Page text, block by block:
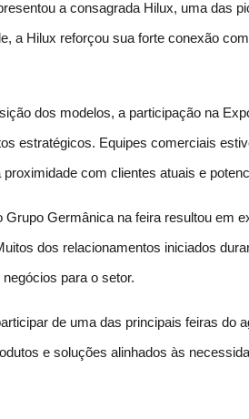
a consagrada Hilux, uma das
a Hilux reforçou sua forte conexão
dos modelos, a participação na
estratégicos. Equipes comerciais
proximidade com clientes atuais e
Grupo Germânica na feira resultou em
dos relacionamentos iniciados
para o setor.
de uma das principais feiras do
e soluções alinhados às